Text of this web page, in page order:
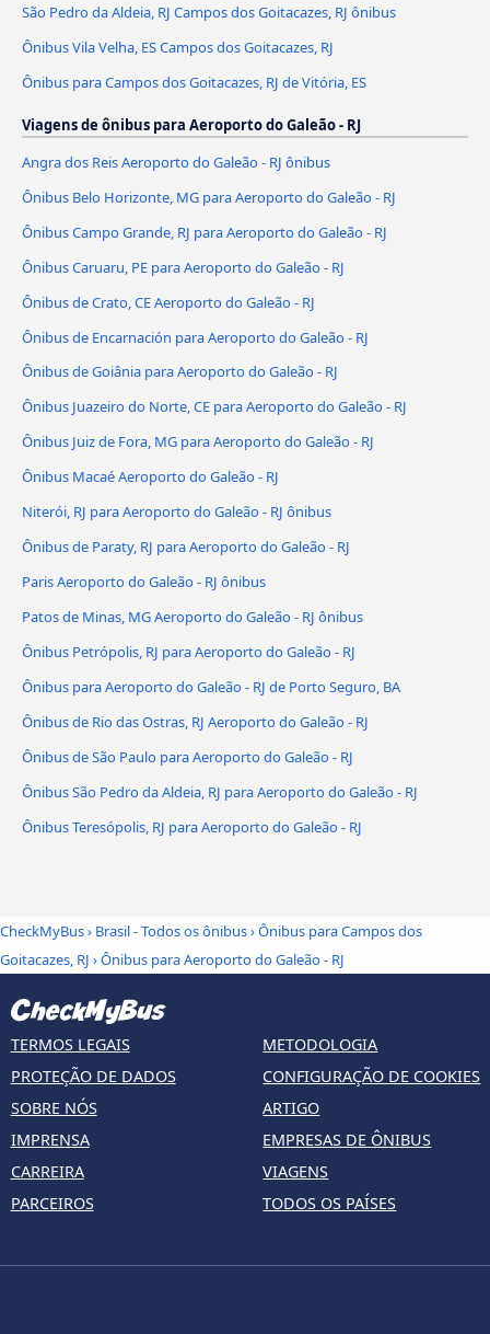
São Pedro da Aldeia, RJ Campos dos Goitacazes, RJ ônibus
Ônibus Vila Velha, ES Campos dos Goitacazes, RJ
Ônibus para Campos dos Goitacazes, RJ de Vitória, ES
Viagens de ônibus para Aeroporto do Galeão - RJ
Angra dos Reis Aeroporto do Galeão - RJ ônibus
Ônibus Belo Horizonte, MG para Aeroporto do Galeão - RJ
Ônibus Campo Grande, RJ para Aeroporto do Galeão - RJ
Ônibus Caruaru, PE para Aeroporto do Galeão - RJ
Ônibus de Crato, CE Aeroporto do Galeão - RJ
Ônibus de Encarnación para Aeroporto do Galeão - RJ
Ônibus de Goiânia para Aeroporto do Galeão - RJ
Ônibus Juazeiro do Norte, CE para Aeroporto do Galeão - RJ
Ônibus Juiz de Fora, MG para Aeroporto do Galeão - RJ
Ônibus Macaé Aeroporto do Galeão - RJ
Niterói, RJ para Aeroporto do Galeão - RJ ônibus
Ônibus de Paraty, RJ para Aeroporto do Galeão - RJ
Paris Aeroporto do Galeão - RJ ônibus
Patos de Minas, MG Aeroporto do Galeão - RJ ônibus
Ônibus Petrópolis, RJ para Aeroporto do Galeão - RJ
Ônibus para Aeroporto do Galeão - RJ de Porto Seguro, BA
Ônibus de Rio das Ostras, RJ Aeroporto do Galeão - RJ
Ônibus de São Paulo para Aeroporto do Galeão - RJ
Ônibus São Pedro da Aldeia, RJ para Aeroporto do Galeão - RJ
Ônibus Teresópolis, RJ para Aeroporto do Galeão - RJ
CheckMyBus› Brasil - Todos os ônibus›Ônibus para Campos dos
Goitacazes, RJ ›Ônibus para Aeroporto do Galeão - RJ
TERMOS LEGAIS
PROTEÇÃO DE DADOS
SOBRE NÓS
IMPRENSA
CARREIRA
PARCEIROS
METODOLOGIA
CONFIGURAÇÃO DE COOKIES
ARTIGO
EMPRESAS DE ÔNIBUS
VIAGENS
TODOS OS PAÍSES